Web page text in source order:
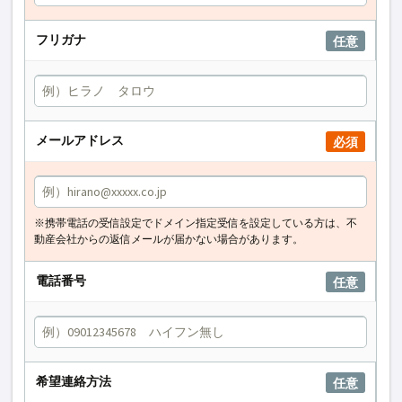
フリガナ 任意
メールアドレス 必須
※携帯電話の受信設定でドメイン指定受信を設定している方は、不
動産会社からの返信メールが届かない場合があります。
電話番号 任意
希望連絡方法 任意